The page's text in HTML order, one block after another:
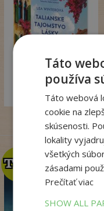
18,99 €
14 €
TOP
TOP
Táto
používa
Táto webová
cookie na
skúsenosti.
lokality
všetkých
zásadami
Prečítať viac
SHOW ALL